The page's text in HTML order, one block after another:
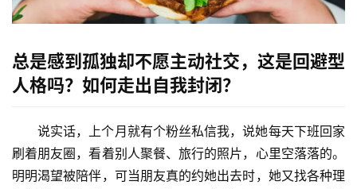
总是感到孤独却不愿主动社交，这是回避型
人格吗？如何走出自我封闭？
说实话，上个月就有个粉丝私信我，说她每天下班回家
刷着朋友圈，看着别人聚餐、旅行的照片，心里空落落的。
明明渴望被陪伴，可当朋友真的约她出去时，她又找各种理